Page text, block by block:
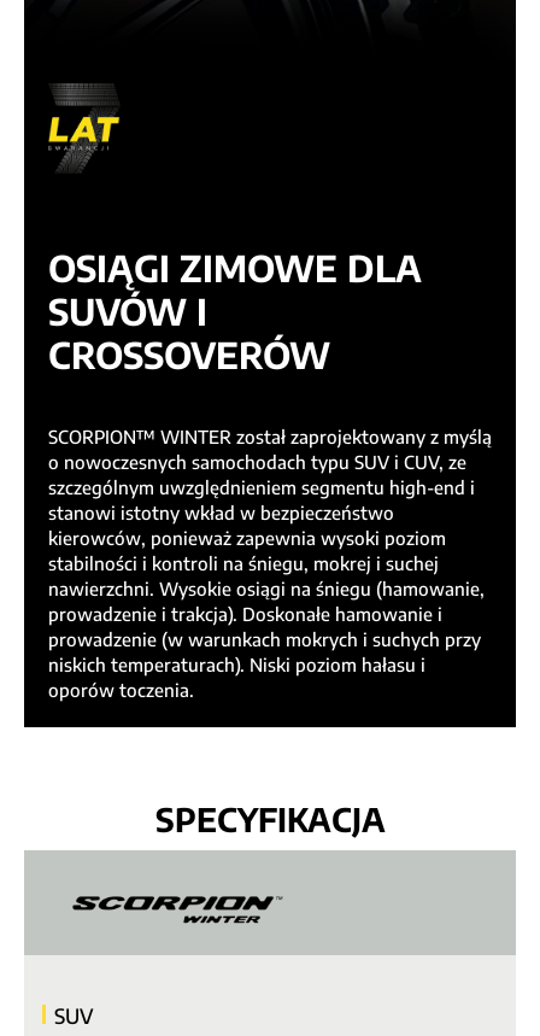
OSIĄGI ZIMOWE DLA
SUVÓW I
CROSSOVERÓW
SCORPION™ WINTER został zaprojektowany z myślą
o nowoczesnych samochodach typu SUV i CUV, ze
szczególnym uwzględnieniem segmentu high-end i
stanowi istotny wkład w bezpieczeństwo
kierowców, ponieważ zapewnia wysoki poziom
stabilności i kontroli na śniegu, mokrej i suchej
nawierzchni. Wysokie osiągi na śniegu (hamowanie,
prowadzenie i trakcja). Doskonałe hamowanie i
prowadzenie (w warunkach mokrych i suchych przy
niskich temperaturach). Niski poziom hałasu i
oporów toczenia.
SPECYFIKACJA
SUV